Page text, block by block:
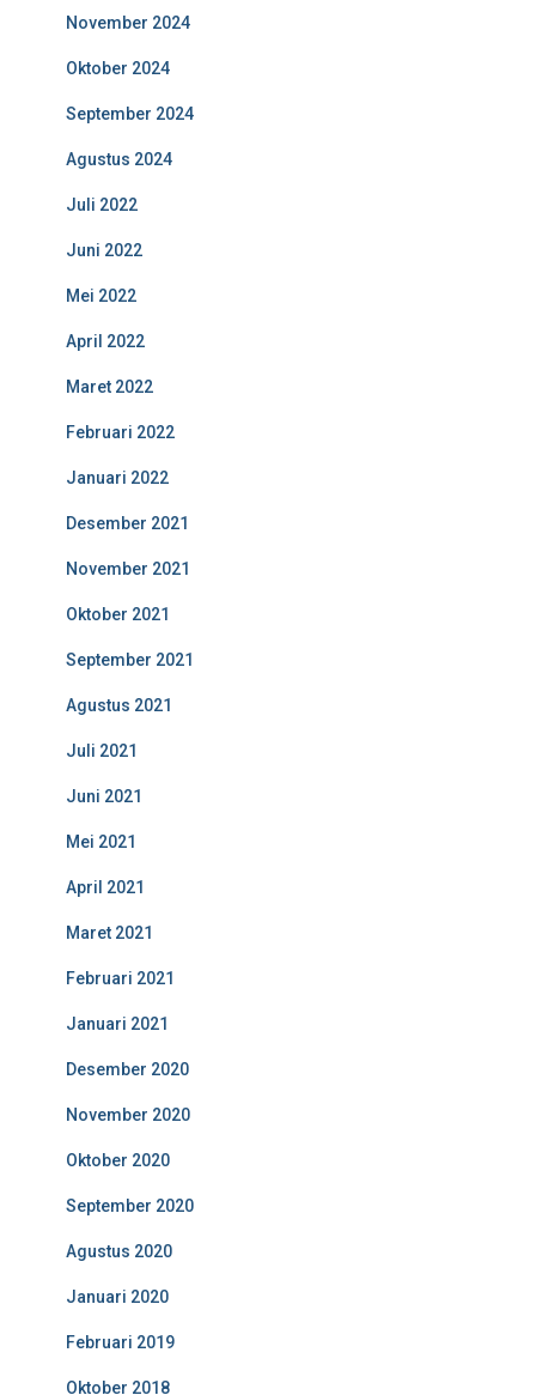
November 2024
Oktober 2024
September 2024
Agustus 2024
Juli 2022
Juni 2022
Mei 2022
April 2022
Maret 2022
Februari 2022
Januari 2022
Desember 2021
November 2021
Oktober 2021
September 2021
Agustus 2021
Juli 2021
Juni 2021
Mei 2021
April 2021
Maret 2021
Februari 2021
Januari 2021
Desember 2020
November 2020
Oktober 2020
September 2020
Agustus 2020
Januari 2020
Februari 2019
Oktober 2018